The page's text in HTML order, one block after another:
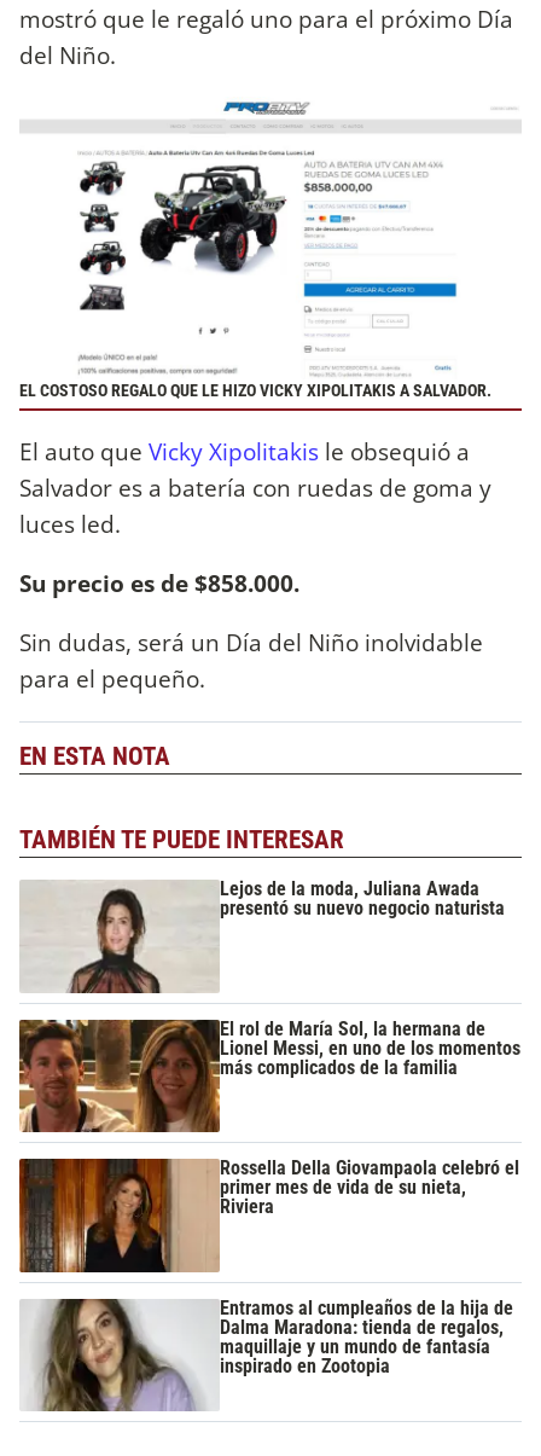
mostró que le regaló uno para el próximo Día
del Niño.
EL COSTOSO REGALO QUE LE HIZO VICKY XIPOLITAKIS A SALVADOR.
El auto que Vicky Xipolitakis le obsequió a
Salvador es a batería con ruedas de goma y
luces led.
Su precio es de $858.000.
Sin dudas, será un Día del Niño inolvidable
para el pequeño.
EN ESTA NOTA
TAMBIÉN TE PUEDE INTERESAR
Lejos de la moda, Juliana Awada
presentó su nuevo negocio naturista
El rol de María Sol, la hermana de
Lionel Messi, en uno de los momentos
más complicados de la familia
Rossella Della Giovampaola celebró el
primer mes de vida de su nieta,
Riviera
Entramos al cumpleaños de la hija de
Dalma Maradona: tienda de regalos,
maquillaje y un mundo de fantasía
inspirado en Zootopia